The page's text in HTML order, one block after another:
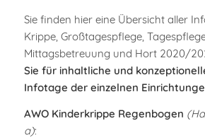
Sie finden hier eine Übersicht aller
Krippe, Großtagespflege,
Mittagsbetreuung und Hort 2020/
Sie für inhaltliche und
Infotage der einzelnen
AWO Kinderkrippe Regenbogen
a):